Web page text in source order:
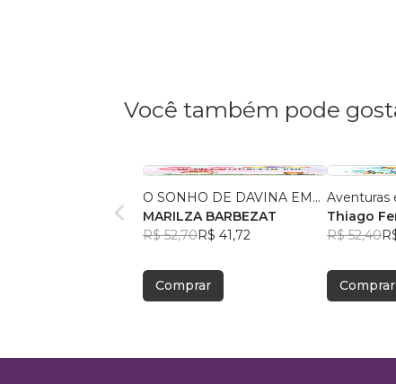
Você também pode
O SONHO DE DAVINA EM...
MARILZA BARBEZAT
R$ 52,70R$ 41,72
Comprar
Aventuras
Thiago
R$ 52,40
Comprar